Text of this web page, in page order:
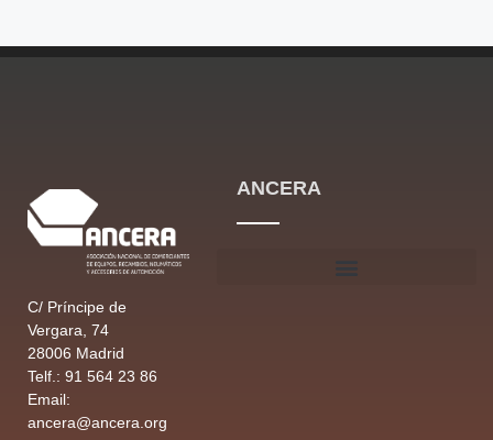
C/ Príncipe de
Vergara, 74
28006 Madrid
Telf.: 91 564 23 86
Email:
ancera@ancera.org
ANCERA